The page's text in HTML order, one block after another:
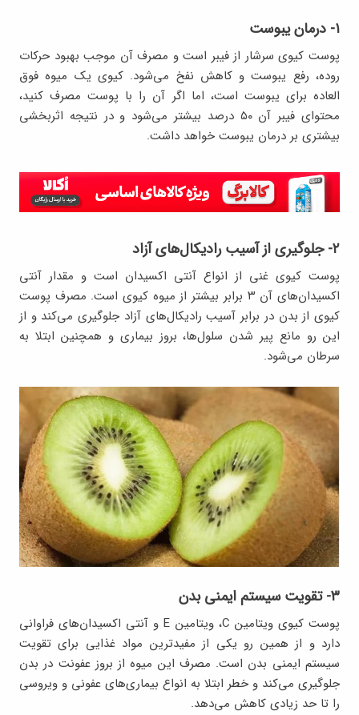
۱- درمان یبوست
پوست کیوی سرشار از فیبر است و مصرف آن موجب بهبود حرکات
روده، رفع یبوست و کاهش نفخ می‌شود. کیوی یک میوه فوق
العاده برای یبوست است، اما اگر آن را با پوست مصرف کنید،
محتوای فیبر آن ۵۰ درصد بیشتر می‌شود و در نتیجه اثربخشی
بیشتری بر درمان یبوست خواهد داشت.
۲- جلوگیری از آسیب رادیکال‌های آزاد
پوست کیوی غنی از انواع آنتی اکسیدان است و مقدار آنتی
اکسیدان‌های آن ۳ برابر بیشتر از میوه کیوی است. مصرف پوست
کیوی از بدن در برابر آسیب رادیکال‌های آزاد جلوگیری می‌کند و از
این رو مانع پیر شدن سلول‌ها، بروز بیماری و همچنین ابتلا به
سرطان می‌شود.
۳- تقویت سیستم ایمنی بدن
پوست کیوی ویتامین C، ویتامین E و آنتی اکسیدان‌های فراوانی
دارد و از همین رو یکی از مفیدترین مواد غذایی برای تقویت
سیستم ایمنی بدن است. مصرف این میوه از بروز عفونت در بدن
جلوگیری می‌کند و خطر ابتلا به انواع بیماری‌های عفونی و ویروسی
را تا حد زیادی کاهش می‌دهد.